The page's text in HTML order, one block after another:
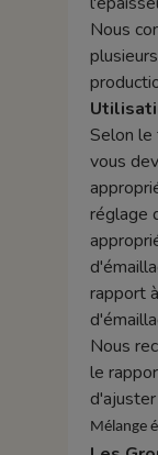
Nous
Selon le
vous
réglage
rapport
Nous
le
Mélange